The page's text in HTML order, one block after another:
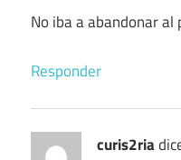
No iba a abandonar al
Responder
curis2ria